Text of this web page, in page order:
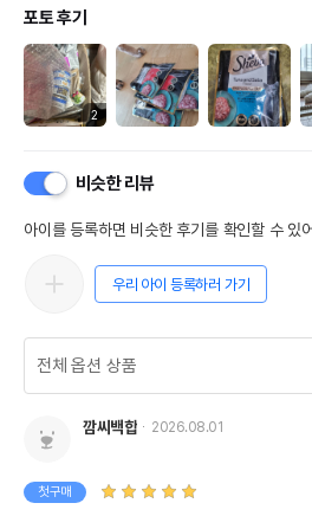
포토 후기
2
비슷한 리뷰
아이를 등록하면 비슷한 후기를 확인할 수 있
우리 아이 등록하러 가기
깜씨백합 2026.08.01
첫구매